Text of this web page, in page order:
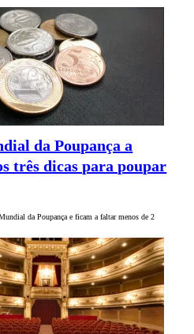
da Poupança a
três dicas para poupar
da Poupança e ficam a faltar menos de 2